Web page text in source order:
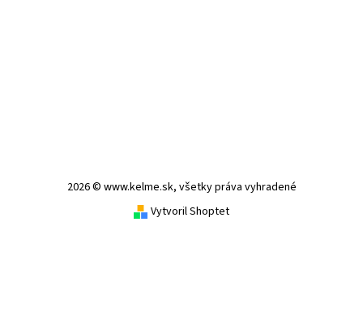
2026 © www.kelme.sk, všetky práva vyhradené
Vytvoril Shoptet